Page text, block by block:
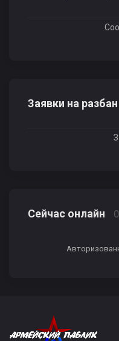
Заявки на разбан
Сейчас онлайн 0